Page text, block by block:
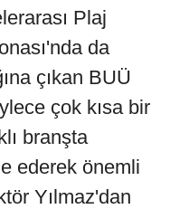
Plaj
da
çıkan BUÜ
çok kısa bir
branşta
ederek önemli
Yılmaz'dan